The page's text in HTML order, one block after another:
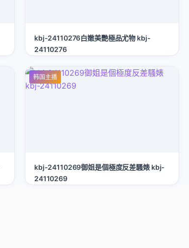
kbj-24110276白嫩美艷極品尤物 kbj-
24110276
韩国主播
kbj-24110269御姐是個極度反差騷婊 kbj-
24110269